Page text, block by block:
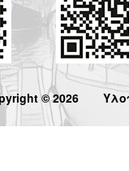
© 2026